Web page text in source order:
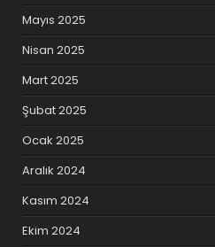
Mayıs 2025
Nisan 2025
Mart 2025
Şubat 2025
Ocak 2025
Aralık 2024
Kasım 2024
Ekim 2024